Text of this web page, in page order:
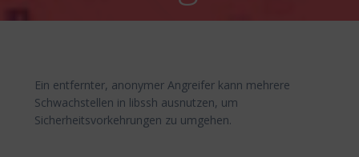
Ein entfernter, anonymer Angreifer kann mehrere
Schwachstellen in libssh ausnutzen, um
Sicherheitsvorkehrungen zu umgehen.